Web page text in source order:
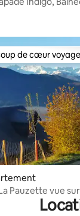
sur la base de
de cœur
de cœur
Pauzette vue